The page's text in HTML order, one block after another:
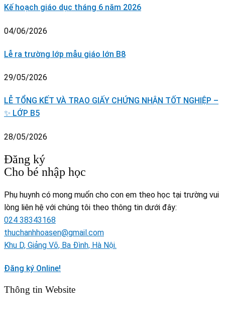
Kế hoạch giáo dục tháng 6 năm 2026
04/06/2026
Lễ ra trường lớp mẫu giáo lớn B8
29/05/2026
LỄ TỔNG KẾT VÀ TRAO GIẤY CHỨNG NHẬN TỐT NGHIỆP –
✨ LỚP B5
28/05/2026
Đăng ký
Cho bé nhập học
Phụ huynh có mong muốn cho con em theo học tại trường vui
lòng liên hệ với chúng tôi theo thông tin dưới đây:
024 38343168
thuchanhhoasen@gmail.com
Khu D, Giảng Võ, Ba Đình, Hà Nội.
Đăng ký Online!
Thông tin Website